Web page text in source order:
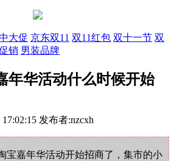
大促 京东双11 双11红包 双十一节 双
销 男装品牌
年华活动什么时候开始
发布者:nzcxh
宝嘉年华活动开始招商了，集市的小